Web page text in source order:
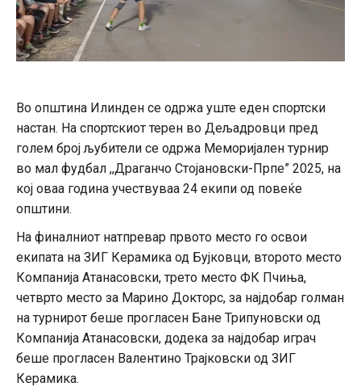
Во општина Илинден се одржа уште еден спортски
настан. На спортскиот терен во Дељадровци пред
голем број љубители се одржа Меморијален турнир
во мал фудбал ,,Драганчо Стојановски-Прпе” 2025, на
кој оваа година учествуваа 24 екипи од повеќе
општини.
На финалниот натпревар првото место го освои
екипата на ЗИГ Керамика од Бујковци, второто место
Компанија Атанасовски, трето место ФК Пчиња,
четврто место за Марино Докторс, за најдобар голман
на турнирот беше прогласен Бане Трипуновски од
Компанија Атанасовски, додека за најдобар играч
беше прогласен Валентино Трајковски од ЗИГ
Керамика.